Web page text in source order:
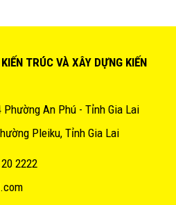
TRÚC VÀ XÂY DỰNG KIẾN
An Phú - Tỉnh Gia Lai
Pleiku, Tỉnh Gia Lai
2222